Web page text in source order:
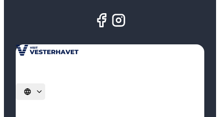
Sprache auswählen